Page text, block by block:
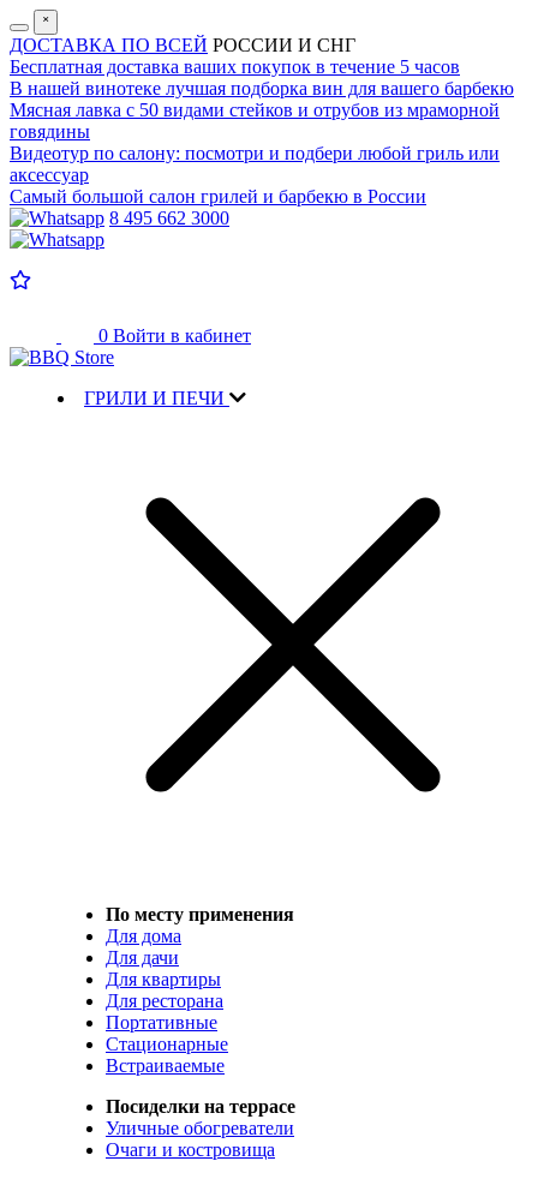
˟
ДОСТАВКА ПО ВСЕЙ РОССИИ И СНГ
Бесплатная доставка ваших покупок в течение 5 часов
В нашей винотеке лучшая подборка вин для вашего барбекю
Мясная лавка с 50 видами стейков и отрубов из мраморной
говядины
Видеотур по салону: посмотри и подбери любой гриль или
аксессуар
Самый большой салон грилей и барбекю в России
8 495 662 3000
0 Войти в кабинет
ГРИЛИ И ПЕЧИ
По месту применения
Для дома
Для дачи
Для квартиры
Для ресторана
Портативные
Стационарные
Встраиваемые
Посиделки на террасе
Уличные обогреватели
Очаги и костровища